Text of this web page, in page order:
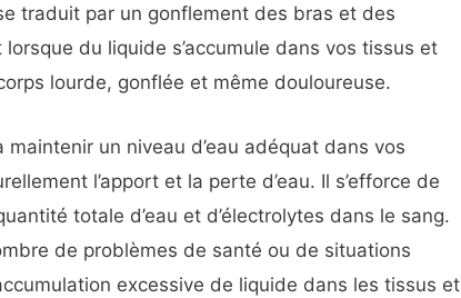
traduit par un gonflement des bras et des
du liquide s’accumule dans vos tissus et
lourde, gonflée et même douloureuse.
un niveau d’eau adéquat dans vos
l’apport et la perte d’eau. Il s’efforce de
totale d’eau et d’électrolytes dans le sang.
de problèmes de santé ou de situations
excessive de liquide dans les tissus et